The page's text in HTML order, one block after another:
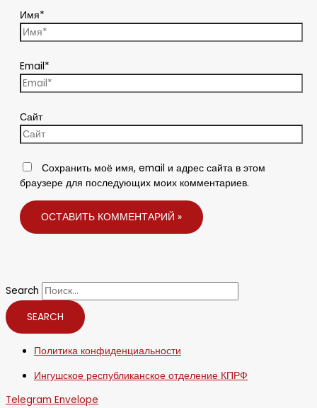
Имя*
Email*
Сайт
Сохранить моё имя, email и адрес сайта в этом
браузере для последующих моих комментариев.
Search
SEARCH
Политика конфиденциальности
Ингушское республиканское отделение КПРФ
Telegram Envelope